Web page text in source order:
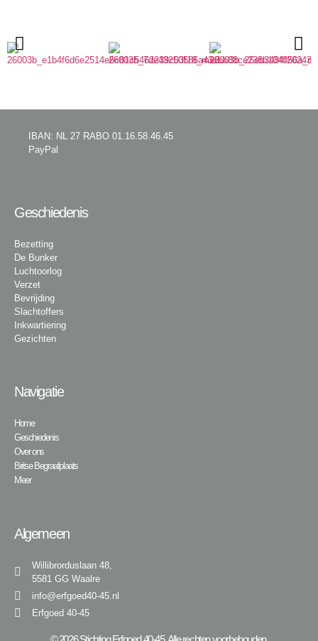
IBAN: NL 27 RABO 01.16.58.46.45
PayPal
Geschiedenis
Bezetting
De Bunker
Luchtoorlog
Verzet
Bevrijding
Slachtoffers
Inkwartiering
Gezichten
Navigatie
Home
Geschiedenis
Over ons
Britse Begraafplaats
Meer
Algemeen
Willibrorduslaan 48,
5581 GG Waalre
info@erfgoed40-45.nl
Erfgoed 40-45